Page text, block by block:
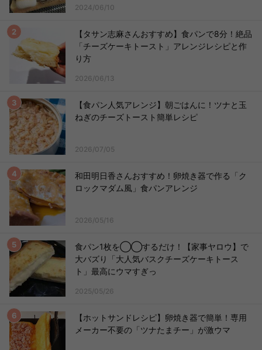
2024/06/10
【タサン志麻さんおすすめ】食パンで8分！絶品
「チーズケーキトースト」アレンジレシピと作
り方
2026/06/13
【食パン人気アレンジ】朝ごはんに！ツナと玉
ねぎのチーズトースト簡単レシピ
2026/07/05
和田明日香さんおすすめ！卵焼き器で作る「ク
ロックマダム風」食パンアレンジ
2026/05/16
食パン1枚を◯◯するだけ！【家事ヤロウ】で
大バズり「大人気バスクチーズケーキトース
ト」最高にウマすぎっ
2025/05/26
【ホットサンドレシピ】卵焼き器で簡単！専用
メーカー不要の「ツナたまチー」が激ウマ